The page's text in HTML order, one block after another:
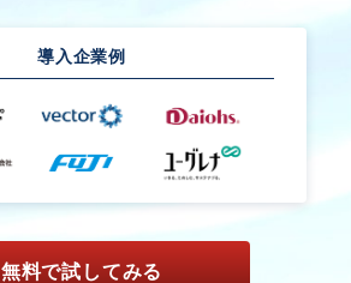
導入企業例
無料で試してみる